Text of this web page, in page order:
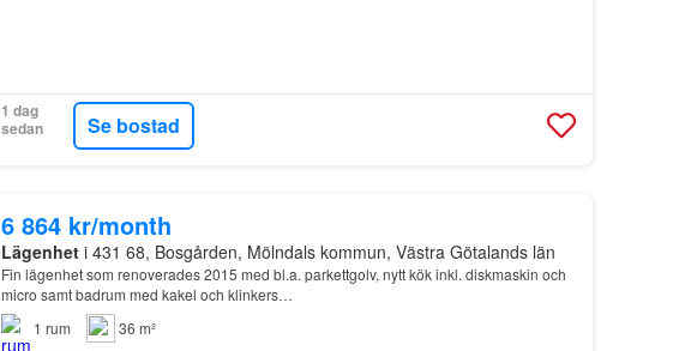
1 dag
sedan
Se bostad
6 864 kr/month
Lägenheti 431 68, Bosgården, Mölndals kommun, Västra Götalands län
Fin lägenhet som renoverades 2015 med bl.a. parkettgolv, nytt kök inkl. diskmaskin och
micro samt badrum med kakel och klinkers…
1 rum
36 m²